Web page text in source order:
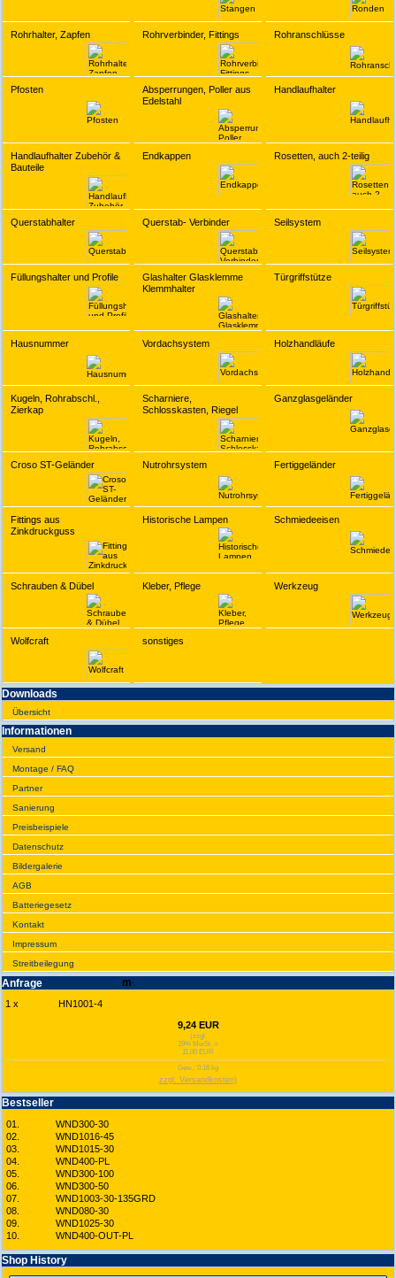
Rohrhalter, Zapfen Rohrverbinder, Fittings Rohranschlüsse
Pfosten
Absperrungen, Poller aus
Edelstahl
Handlaufhalter
Handlaufhalter Zubehör &
Bauteile
Endkappen Rosetten, auch 2-teilig
Querstabhalter Querstab- Verbinder Seilsystem
Füllungshalter und Profile
Glashalter Glasklemme
Klemmhalter
Türgriffstütze
Hausnummer Vordachsystem Holzhandläufe
Kugeln, Rohrabschl.,
Zierkap
Scharniere,
Schlosskasten, Riegel
Ganzglasgeländer
Croso ST-Geländer Nutrohrsystem Fertiggeländer
Fittings aus
Zinkdruckguss
Historische Lampen Schmiedeeisen
Schrauben & Dübel Kleber, Pflege Werkzeug
Wolfcraft sonstiges
Downloads
Übersicht
Infor­ma­tionen
Versand
Montage / FAQ
Partner
Sanie­rung
Preis­beispiele
Daten­schutz
Bilder­galerie
AGB
Batte­rie­gesetz
Kontakt
Impres­sum
Streit­bei­legung
Anfrage
1 x
HN1001-4
9,24 EUR
(zzgl.
19% MwSt. =
11,00 EUR
Gew.: 0.16 kg
zzgl. Versandkosten)
Best­seller
01.
WND300-30
02.
WND1016-45
03.
WND1015-30
04.
WND400-PL
05.
WND300-100
06.
WND300-50
07.
WND1003-30-135GRD
08.
WND080-30
09.
WND1025-30
10.
WND400-OUT-PL
Shop History